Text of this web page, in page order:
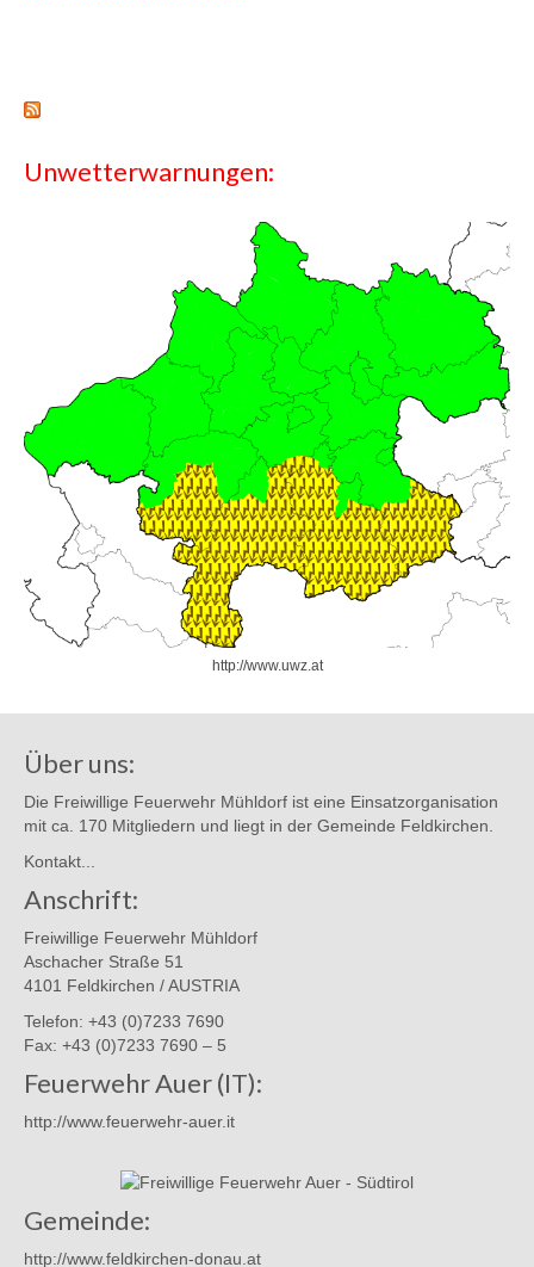
Unwetterwarnungen:
http://www.uwz.at
Über uns:
Die Freiwillige Feuerwehr Mühldorf ist eine Einsatzorganisation
mit ca. 170 Mitgliedern und liegt in der Gemeinde Feldkirchen.
Kontakt...
Anschrift:
Freiwillige Feuerwehr Mühldorf
Aschacher Straße 51
4101 Feldkirchen / AUSTRIA
Telefon: +43 (0)7233 7690
Fax: +43 (0)7233 7690 – 5
Feuerwehr Auer (IT):
http://www.feuerwehr-auer.it
Gemeinde:
http://www.feldkirchen-donau.at